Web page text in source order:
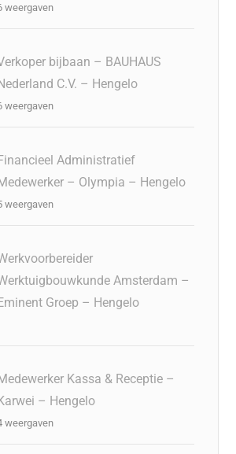
weergaven
bijbaan – BAUHAUS
C.V. – Hengelo
weergaven
Administratief
– Olympia – Hengelo
weergaven
Amsterdam –
Groep – Hengelo
Kassa & Receptie –
– Hengelo
weergaven